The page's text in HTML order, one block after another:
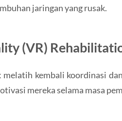
jaringan yang rusak.
(VR)
kembali koordinasi
mereka selama masa